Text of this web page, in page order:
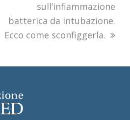
sull’infiammazione
batterica da intubazione.
Ecco come sconfiggerla.